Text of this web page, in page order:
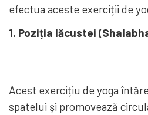
efectua aceste exerciții de
1. Poziția lăcustei
Acest exercițiu de yoga
spatelui și promovează